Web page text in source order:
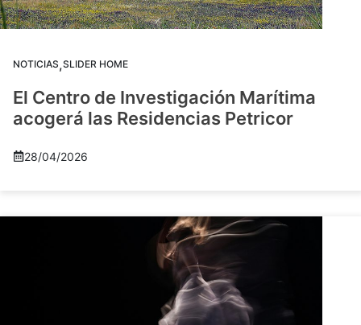
NOTICIAS,SLIDER HOME
El Centro de Investigación Marítima
acogerá las Residencias Petricor
28/04/2026